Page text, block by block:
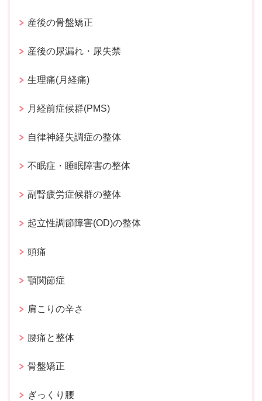
産後の骨盤矯正
産後の尿漏れ・尿失禁
生理痛(月経痛)
月経前症候群(PMS)
自律神経失調症の整体
不眠症・睡眠障害の整体
副腎疲労症候群の整体
起立性調節障害(OD)の整体
頭痛
顎関節症
肩こりの辛さ
腰痛と整体
骨盤矯正
ぎっくり腰